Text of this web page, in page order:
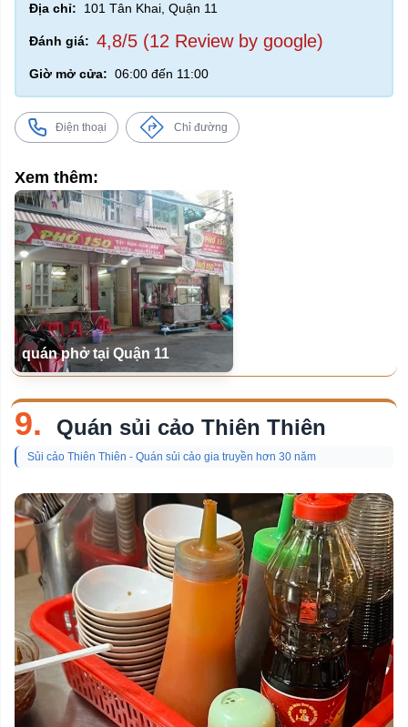
Địa chỉ: 101 Tân Khai, Quận 11
Đánh giá: 4,8/5 (12 Review by google)
Giờ mở cửa: 06:00 đến 11:00
Điện thoại Chỉ đường
Xem thêm:
quán phở tại Quận 11
9. Quán sủi cảo Thiên Thiên
Sủi cảo Thiên Thiên - Quán sủi cảo gia truyền hơn 30 năm